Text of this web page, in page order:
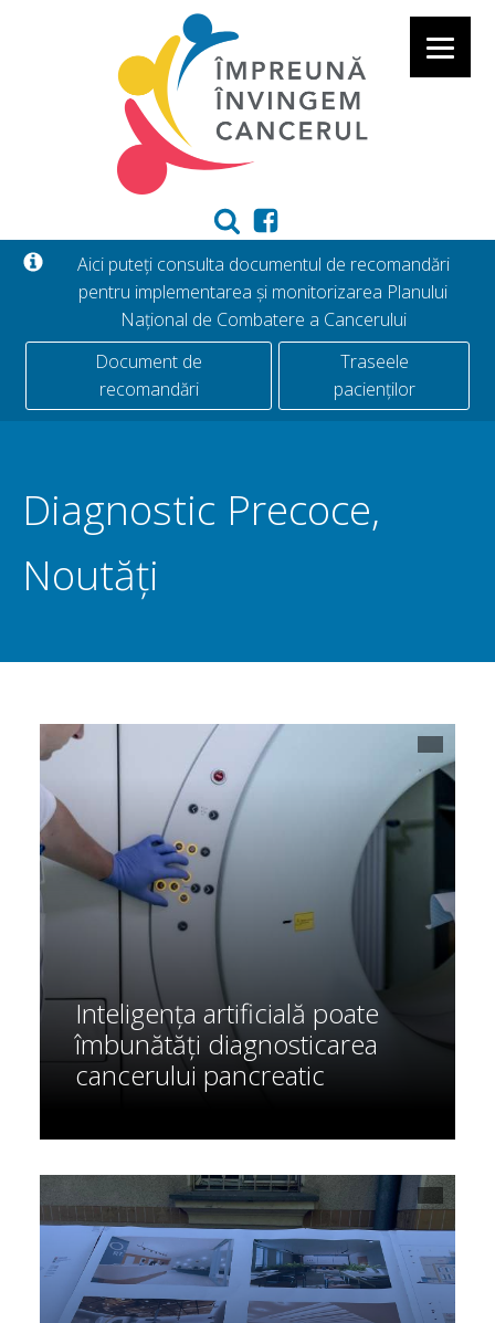
Aici puteți consulta documentul de recomandări
pentru implementarea și monitorizarea Planului
Național de Combatere a Cancerului
Document de
recomandări
Traseele
pacienților
Diagnostic Precoce,
Noutăți
Inteligența artificială poate
îmbunătăți diagnosticarea
cancerului pancreatic